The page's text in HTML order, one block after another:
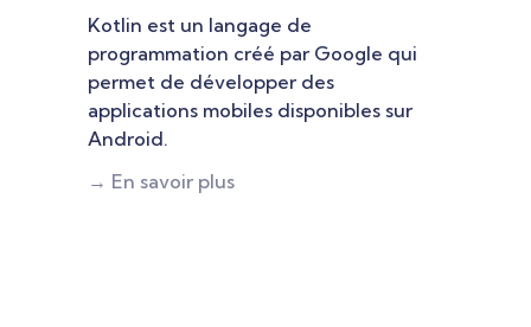
Kotlin est un langage de
programmation créé par Google qui
permet de développer des
applications mobiles disponibles sur
Android.
→ En savoir plus